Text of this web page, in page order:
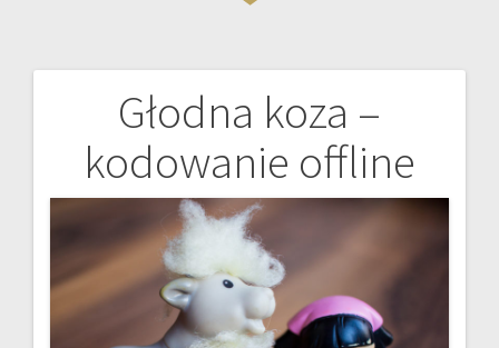
Głodna koza –
kodowanie offline
Nawigacja
wpisu